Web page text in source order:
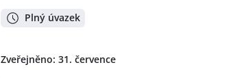
Plný úvazek
Zveřejněno: 31. července